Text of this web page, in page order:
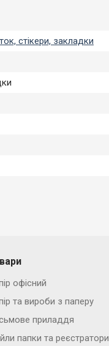
стікери, закладки
офісний
та вироби з паперу
приладдя
папки та реєстратори